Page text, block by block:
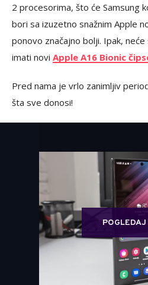
2 procesorima, što će Samsung
bori sa izuzetno snažnim Apple
ponovo značajno bolji. Ipak,
imati novi Apple A16 Bionic
Pred nama je vrlo zanimljiv
šta sve donosi!